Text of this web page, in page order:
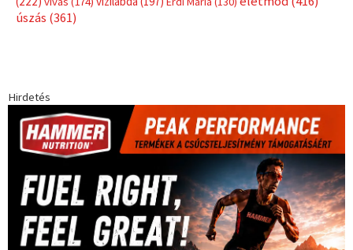
úszás (361)
Hirdetés